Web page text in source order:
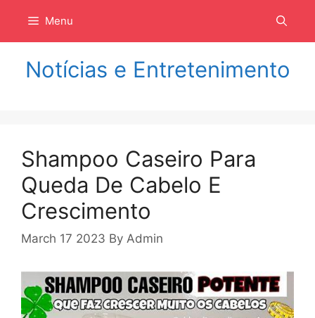
isi
Menu
Notícias e Entretenimento
Shampoo Caseiro Para
Queda De Cabelo E
Crescimento
March 17 2023 By Admin